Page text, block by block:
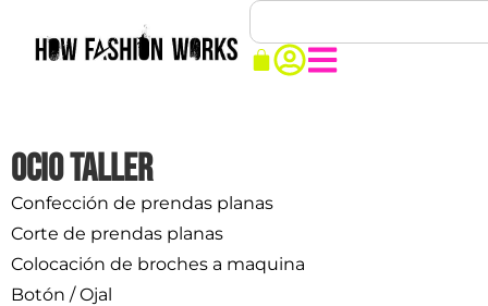
Ocio Taller
Confección de prendas planas
Corte de prendas planas
Colocación de broches a maquina
Botón / Ojal